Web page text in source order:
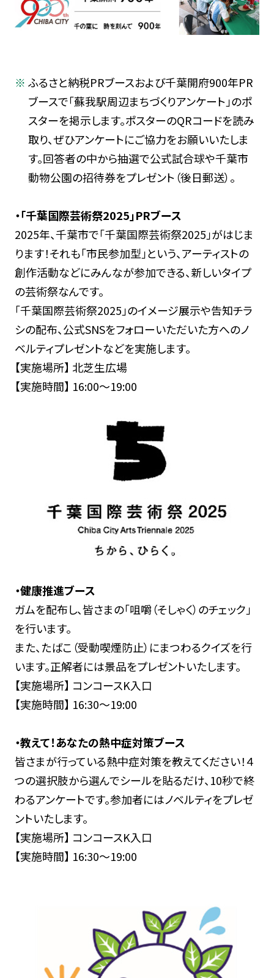
ふるさと納税PRブースおよび千葉開府900年PR
ブースで「蘇我駅周辺まちづくりアンケート」のポ
スターを掲示します。ポスターのQRコードを読み
取り、ぜひアンケートにご協力をお願いいたしま
す。回答者の中から抽選で公式試合球や千葉市
動物公園の招待券をプレゼント（後日郵送）。
・「千葉国際芸術祭2025」PRブース
2025年、千葉市で「千葉国際芸術祭2025」がはじま
ります！それも「市民参加型」という、アーティストの
創作活動などにみんなが参加できる、新しいタイプ
の芸術祭なんです。
「千葉国際芸術祭2025」のイメージ展示や告知チラ
シの配布、公式SNSをフォローいただいた方へのノ
ベルティプレゼントなどを実施します。
【実施場所】 北芝生広場
【実施時間】 16:00～19:00
・健康推進ブース
ガムを配布し、皆さまの「咀嚼（そしゃく）のチェック」
を行います。
また、たばこ（受動喫煙防止）にまつわるクイズを行
います。正解者には景品をプレゼントいたします。
【実施場所】 コンコースK入口
【実施時間】 16:30～19:00
・教えて！あなたの熱中症対策ブース
皆さまが行っている熱中症対策を教えてください！４
つの選択肢から選んでシールを貼るだけ、10秒で終
わるアンケートです。参加者にはノベルティをプレゼ
ントいたします。
【実施場所】 コンコースK入口
【実施時間】 16:30～19:00